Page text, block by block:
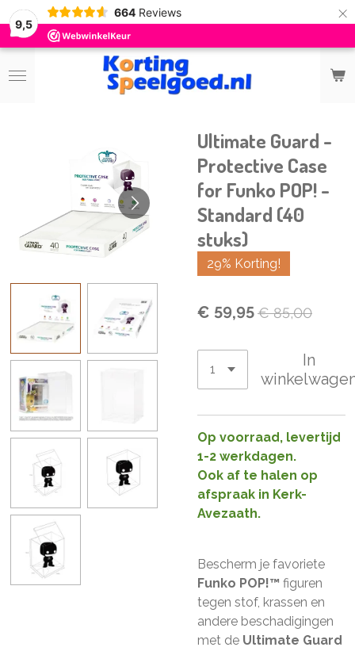
9,5
664 Reviews ×
Ultimate Guard -
Protective Case
for Funko POP! -
Standard (40
stuks)
29% Korting!
€ 59,95€ 85,00
In
Op voorraad, levertijd
1-2 werkdagen.
Ook af te halen op
afspraak in Kerk-
Avezaath.
Bescherm je favoriete
Funko POP!™ figuren
tegen stof, krassen en
andere beschadigingen
met de Ultimate Guard